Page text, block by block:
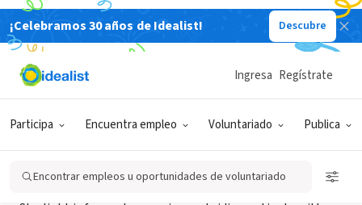
¡Celebramos 30 años de Idealist! Descubre
Participa Encuentra empleo Voluntariado Publica
Ingresa Regístrate
Encontrar empleos u oportunidades de voluntariado
EMPRESA SOCIAL / EMPRESA
Starlight Hospice